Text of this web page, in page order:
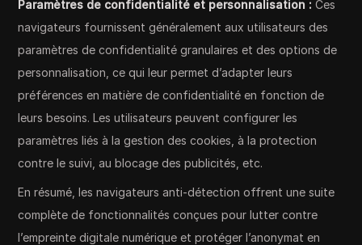
Paramètres de confidentialité et personnalisation :Ces
navigateurs fournissent généralement aux utilisateurs des
paramètres de confidentialité granulaires et des options de
personnalisation, ce qui leur permet d’adapter leurs
préférences en matière de confidentialité en fonction de
leurs besoins. Les utilisateurs peuvent configurer les
paramètres liés à la gestion des cookies, à la protection
contre le suivi, au blocage des publicités, etc.
En résumé, les navigateurs anti-détection offrent une suite
complète de fonctionnalités conçues pour lutter contre
l’empreinte digitale numérique et protéger l’anonymat en